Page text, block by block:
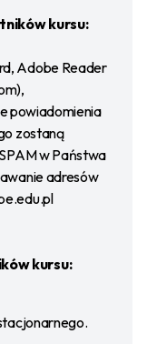
kursu:
Adobe Reader
powiadomienia
zostaną
w Państwa
adresów
kursu: